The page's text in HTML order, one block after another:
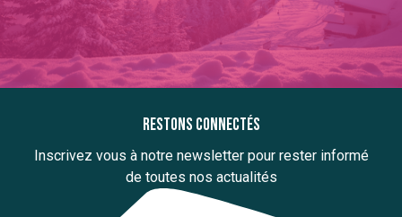
Restons connectés
Inscrivez vous à notre newsletter pour rester informé
de toutes nos actualités